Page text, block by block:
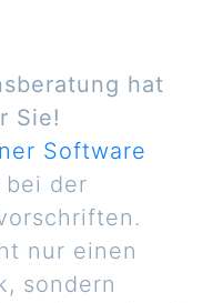
hat
Sie!
Software
der
nur einen
sondern